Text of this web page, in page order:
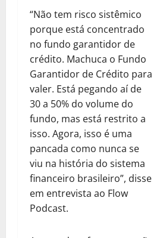
“Não tem risco sistêmico
porque está concentrado
no fundo garantidor de
crédito. Machuca o Fundo
Garantidor de Crédito para
valer. Está pegando aí de
30 a 50% do volume do
fundo, mas está restrito a
isso. Agora, isso é uma
pancada como nunca se
viu na história do sistema
financeiro brasileiro”, disse
em entrevista ao Flow
Podcast.